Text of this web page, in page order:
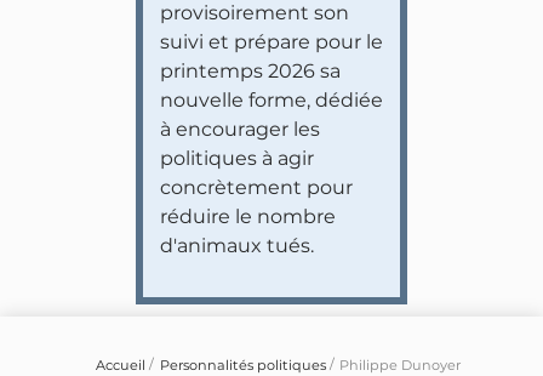
provisoirement son
suivi et prépare pour le
printemps 2026 sa
nouvelle forme, dédiée
à encourager les
politiques à agir
concrètement pour
réduire le nombre
d'animaux tués.
Accueil Personnalités politiques Philippe Dunoyer